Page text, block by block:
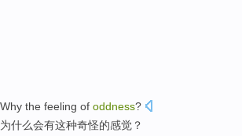
Why the feeling of oddness?
为什么会有这种奇怪的感觉 ？